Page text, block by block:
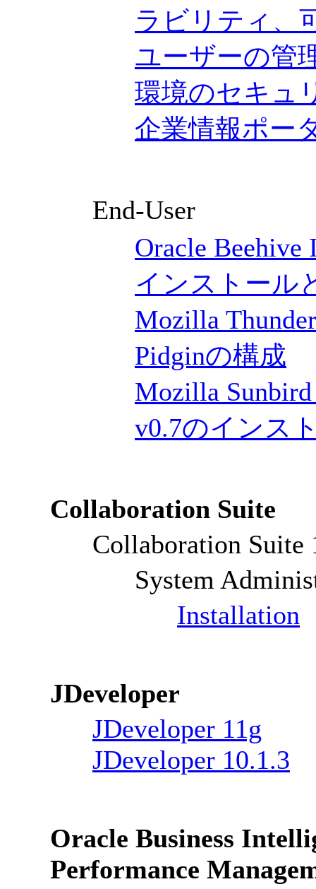
ラビリティ、
ユーザーの管
環境のセキュ
企業情報ポー
End-User
Oracle
インストール
Mozilla
Pidginの構成
Mozilla
v0.7のインス
Collaboration Suite
Collaboration Suite
System
Installation
JDeveloper
JDeveloper 11g
JDeveloper 10.1.3
Oracle Business
Performance